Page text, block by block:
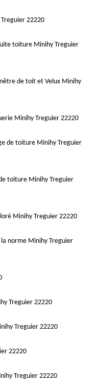
22220
toiture Minihy Treguier
de toit et Velux Minihy
Minihy Treguier 22220
de toiture Minihy Treguier
toiture Minihy Treguier
Minihy Treguier 22220
norme Minihy Treguier
Treguier 22220
Treguier 22220
22220
Treguier 22220